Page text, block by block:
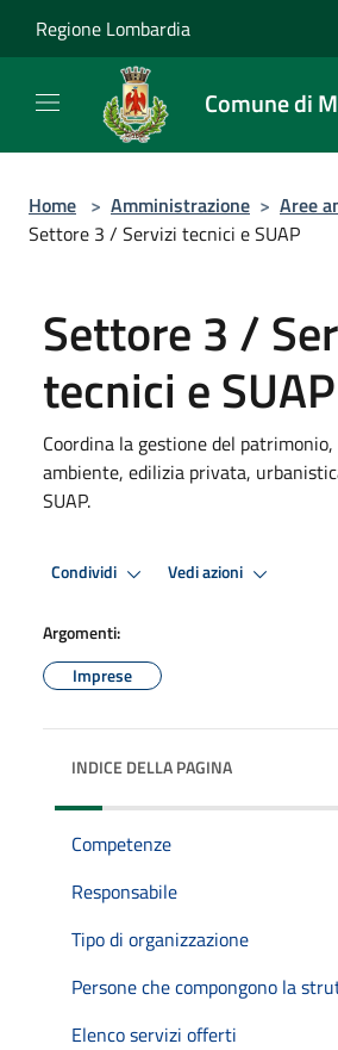
Regione Lombardia
Comune di
Home > Amministrazione > Aree
Settore 3 / Servizi tecnici e SUAP
Settore 3 /
tecnici e SUAP
Coordina la gestione del
ambiente, edilizia privata,
SUAP.
Condividi Vedi azioni
Argomenti:
Imprese
INDICE DELLA PAGINA
Competenze
Responsabile
Tipo di organizzazione
Persone che compongono la
Elenco servizi offerti